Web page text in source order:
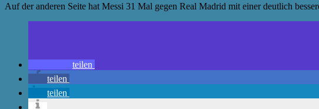
Auf der anderen Seite hat Messi 31 Mal gegen Real Madrid mit einer deutlich
teilen
teilen
teilen